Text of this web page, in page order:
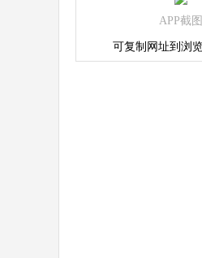
APP截图
可复制网址到浏